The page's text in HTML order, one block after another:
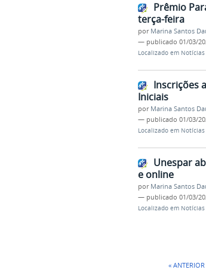
Prêmio
terça-feira
por Marina Santos
— publicado 01/03/
Localizado em Notícias
Inscrições
Iniciais
por Marina Santos
— publicado 01/03/
Localizado em Notícias
Unespar
e online
por Marina Santos
— publicado 01/03/
Localizado em Notícias
« ANTERIOR